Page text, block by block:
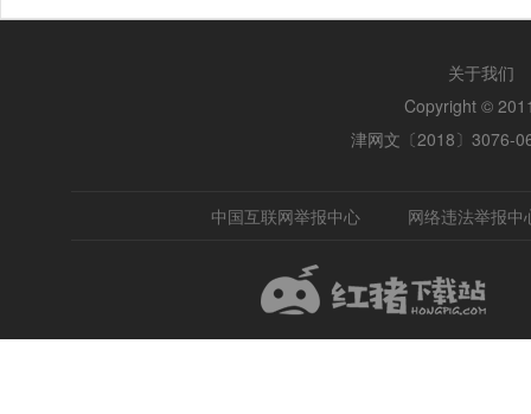
关于我们
Copyright ©
津网文〔2018〕3076-
中国互联网举报中心 网络违法举报中